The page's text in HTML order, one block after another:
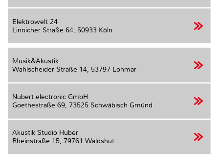
Elektrowelt 24
Linnicher Straße 64, 50933 Köln
Musik&Akustik
Wahlscheider Straße 14, 53797 Lohmar
Nubert electronic GmbH
Goethestraße 69, 73525 Schwäbisch Gmünd
Akustik Studio Huber
Rheinstraße 15, 79761 Waldshut